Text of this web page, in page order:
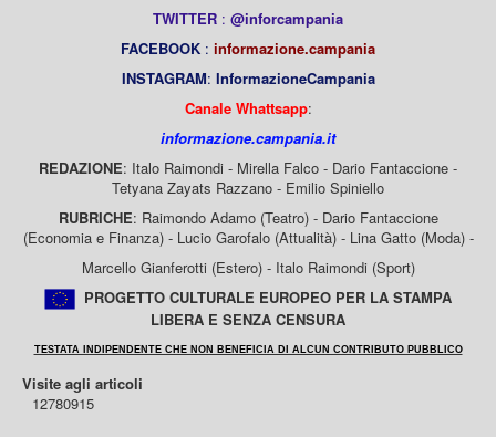
TWITTER : @inforcampania
FACEBOOK : informazione.campania
INSTAGRAM: InformazioneCampania
Canale Whattsapp:
informazione.campania.it
REDAZIONE: Italo Raimondi - Mirella Falco - Dario Fantaccione -
Tetyana Zayats Razzano - Emilio Spiniello
RUBRICHE: Raimondo Adamo (Teatro) - Dario Fantaccione
(Economia e Finanza) - Lucio Garofalo (Attualità) - Lina Gatto (Moda) -
Marcello Gianferotti (Estero) - Italo Raimondi (Sport)
PROGETTO CULTURALE EUROPEO PER LA STAMPA
LIBERA E SENZA CENSURA
TESTATA INDIPENDENTE CHE NON BENEFICIA DI ALCUN CONTRIBUTO PUBBLICO
Visite agli articoli
12780915